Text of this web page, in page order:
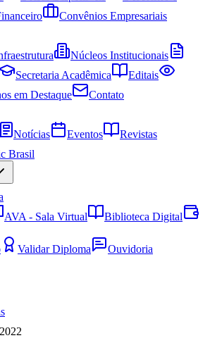
Convênios Empresariais
Núcleos Institucionais
Secretaria Acadêmica
Editais
em Destaque
Contato
Notícias Eventos
Revistas
Brasil
AVA - Sala Virtual
Biblioteca Digital
Validar Diploma
Ouvidoria